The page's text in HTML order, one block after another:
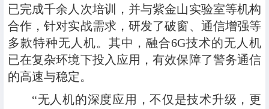
已完成千余人次培训，并与紫金山实验室等机构
合作，针对实战需求，研发了破窗、通信增强等
多款特种无人机。其中，融合6G技术的无人机
已在复杂环境下投入应用，有效保障了警务通信
的高速与稳定。
“无人机的深度应用，不仅是技术升级，更